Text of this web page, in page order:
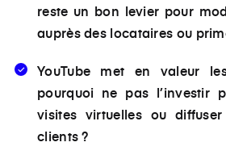
reste un bon levier pour
auprès des locataires ou
YouTube met en valeur
pourquoi ne pas l’investir
visites virtuelles ou
clients ?